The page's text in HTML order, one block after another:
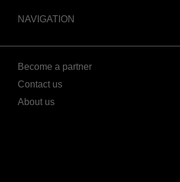
NAVIGATION
Become a partner
Contact us
About us